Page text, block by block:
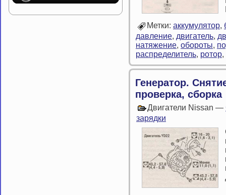
Метки: аккумулятор,
давление, двигатель,
натяжение, обороты,
распределитель, ротор,
Генератор.
проверка, сборка
Двигатели Nissan —
зарядки